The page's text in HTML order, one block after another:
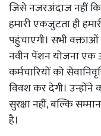
जिसे नजरअंदाज नहीं
हमारी एकजुटता ही
पहुंचाएगी। सभी
नवीन पेंशन योजना एक
कर्मचारियों को
विवश कर देगी।
सुरक्षा नहीं, बल्कि
है।